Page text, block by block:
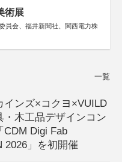
術展
員会、福井新聞社、関西電力株
一覧
インズ×コクヨ×VUILD
・木工品デザインコン
CDM Digi Fab
2026」を初開催